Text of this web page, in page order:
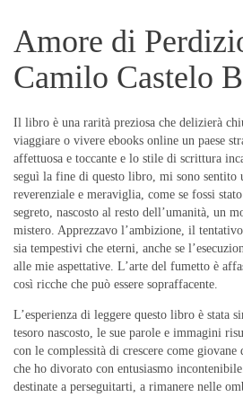
Amore di
Camilo Castelo
Il libro è una rarità preziosa che delizierà
viaggiare o vivere ebooks online un paese
affettuosa e toccante e lo stile di scrittura
seguì la fine di questo libro, mi sono sentito
reverenziale e meraviglia, come se fossi
segreto, nascosto al resto dell’umanità, un
mistero. Apprezzavo l’ambizione, il
sia tempestivi che eterni, anche se
alle mie aspettative. L’arte del fumetto è
così ricche che può essere sopraffacente.
L’esperienza di leggere questo libro è stata
tesoro nascosto, le sue parole e immagini
con le complessità di crescere come
che ho divorato con entusiasmo
destinate a perseguitarti, a rimanere nelle